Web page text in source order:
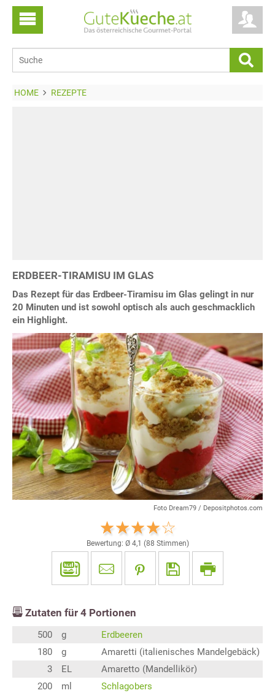
HOME REZEPTE
ERDBEER-TIRAMISU IM GLAS
Das Rezept für das Erdbeer-Tiramisu im Glas gelingt in nur
20 Minuten und ist sowohl optisch als auch geschmacklich
ein Highlight.
Foto Dream79 / Depositphotos.com
Bewertung: Ø 4,1 (88 Stimmen)
Zutaten für 4 Portionen
500 g
Erdbeeren
180
g
Amaretti (italienisches Mandelgebäck)
3
EL
Amaretto (Mandellikör)
200
ml
Schlagobers